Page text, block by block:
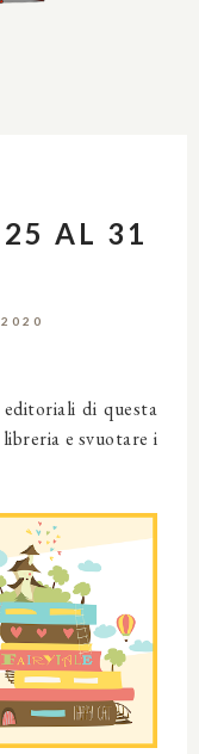
AL 31
di questa
e svuotare i